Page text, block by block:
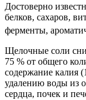
Достоверно
белков, сахаров,
ферменты,
Щелочные соли
75 % от общего
содержание калия
удалению воды из
сердца, почек и